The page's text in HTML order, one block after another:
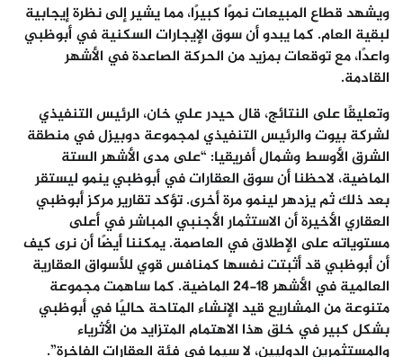
ويشهد قطاع المبيعات نموًا كبيرًا، مما يشير إلى نظرة إيجابية
لبقية العام. كما يبدو أن سوق الإيجارات السكنية فيأبوظبي
واعدًا، مع توقعات بمزيد من الحركة الصاعدة في الأشهر
القادمة.
وتعليقًا على النتائج، قال حيدر علي خان، الرئيس التنفيذي
لشركة بيوت والرئيس التنفيذي لمجموعة دوبيزلفي منطقة
الشرق الأوسط وشمال أفريقيا:
“على مدى الأشهر الستة
الماضية، لاحظنا أن سوق العقارات فيأبوظبيينمو ليستقر
بعد ذلك ثم يزدهر لينمو مرة أخرى. تؤكد تقارير مركزأبوظبي
العقاري الأخيرة أن الاستثمار الأجنبي المباشر في أعلى
مستوياته على الإطلاق في العاصمة. يمكننا أيضًا أن نرى كيف
أنأبوظبيقد أثبتت نفسها كمنافس قوي للأسواق العقارية
العالمية في الأشهر 18-24 الماضية. كما ساهمت مجموعة
متنوعة من المشاريع قيد الإنشاء المتاحة حاليًا فيأبوظبي
بشكل كبير في خلق هذا الاهتمام المتزايد من الأثرياء
والمستثمرين الدوليين، لا سيما في فئة العقارات الفاخرة”.